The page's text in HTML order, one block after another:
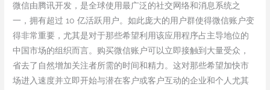
微信由腾讯开发，是全球使用最广泛的社交网络和消息系统之
一，拥有超过 10 亿活跃用户。如此庞大的用户群使得微信账户变
得非常重要，尤其是对于那些希望利用该应用程序占主导地位的
中国市场的组织而言。购买微信账户可以立即接触到大量受众，
省去了自然增加关注者所需的时间和精力。这对那些希望加快市
场进入速度并立即开始与潜在客户或客户互动的企业和个人尤其